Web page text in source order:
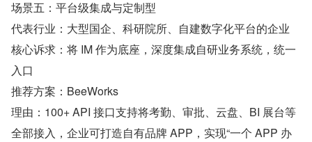
场景五：平台级集成与定制型
代表行业：大型国企、科研院所、自建数字化平台的企业
核心诉求：将 IM 作为底座，深度集成自研业务系统，统一
入口
推荐方案：BeeWorks
理由：100+ API 接口支持将考勤、审批、云盘、BI 展台等
全部接入，企业可打造自有品牌 APP，实现“一个 APP 办